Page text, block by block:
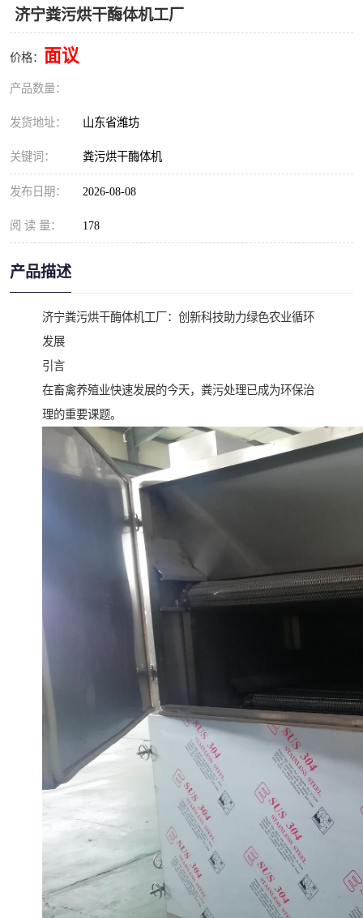
济宁粪污烘干酶体机工厂
价格： 面议
产品数量：
发货地址： 山东省潍坊
关键词： 粪污烘干酶体机
发布日期： 2026-08-08
阅 读 量： 178
产品描述
济宁粪污烘干酶体机工厂：创新科技助力绿色农业循环
发展
引言
在畜禽养殖业快速发展的今天，粪污处理已成为环保治
理的重要课题。